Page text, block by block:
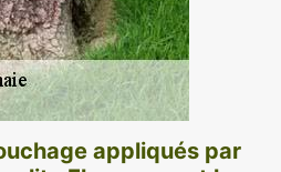
appliqués par